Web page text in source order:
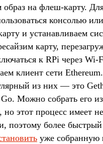
образ на флеш-карту.
консолью или
и устанавливаем
карту,
к RPi через Wi-
клиент сети
из них — это
Можно собрать его из
но этот процесс имеет
поэтому более
уже собранную